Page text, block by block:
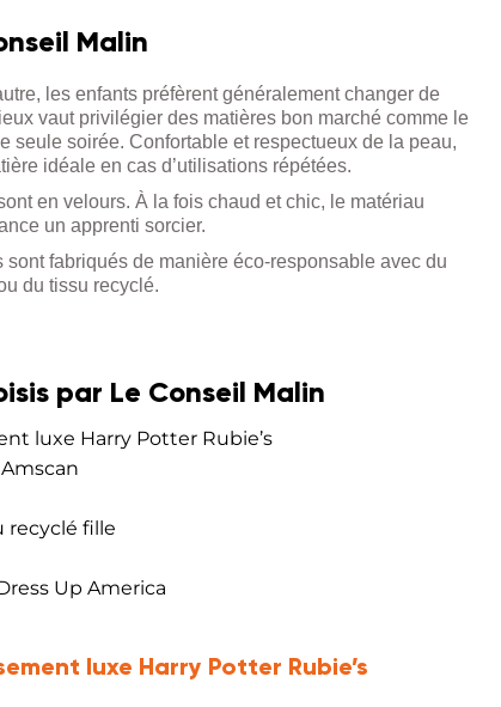
Malin
les enfants préfèrent généralement changer de
vaut privilégier des matières bon marché comme le
seule soirée. Confortable et respectueux de la peau,
idéale en cas d’utilisations répétées.
en velours. À la fois chaud et chic, le matériau
un apprenti sorcier.
sont fabriqués de manière éco-responsable avec du
du tissu recyclé.
par Le Conseil Malin
luxe Harry Potter Rubie’s
recyclé fille
Up America
luxe Harry Potter Rubie’s